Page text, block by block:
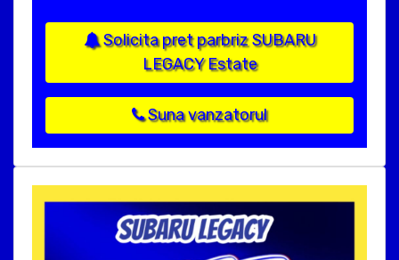
Solicita pret parbriz SUBARU
LEGACY Estate
Suna vanzatorul